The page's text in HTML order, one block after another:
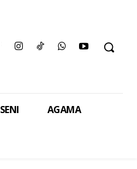
SENI AGAMA